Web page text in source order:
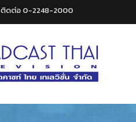
ติดต่อ 0-2248-2000